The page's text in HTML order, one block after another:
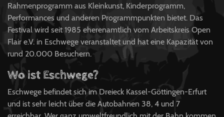
Rahmenprogramm aus Kleinkunst, Kinderprogramm,
Performances und anderen Programmpunkten bietet. Das
Festival wird seit 1985 eherenamtlich vom Arbeitskreis Open
Flair e.V. in Eschwege veranstaltet und hat eine Kapazität von
rund 20.000 Besuchern.
Wo ist Eschwege?
Eschwege befindet sich im Dreieck Kassel-Göttingen-Erfurt
und ist sehr leicht über die Autobahnen 38, 4 und 7